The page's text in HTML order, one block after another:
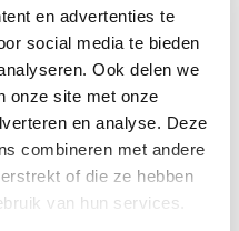
en advertenties te
social media te bieden
Ook delen we
onze site met onze
en analyse. Deze
combineren met andere
of die ze hebben
van hun services.
is met zorg
gemeente
aansprakelijk voor